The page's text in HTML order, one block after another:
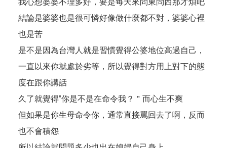
我心想婆婆不理多好，要是每天來問東問西那才煩吧
結論是婆婆也是很可憐好像做什麼都不對，婆婆心裡
也是苦
是不是因為台灣人就是習慣覺得公婆地位高過自己，
一直以來你就處於劣等，所以覺得對方用上對下的態
度在跟你講話
久了就覺得”你是不是在命令我？＂而心生不爽
但如果是你生母命令你，通常直接罵回去了啊，反而
也不會積怨